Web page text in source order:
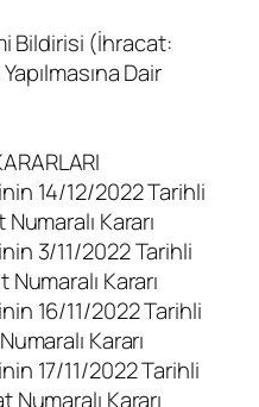
Bildirisi (İhracat:
Dair
14/12/2022 Tarihli
Kararı
3/11/2022 Tarihli
Kararı
16/11/2022 Tarihli
Kararı
17/11/2022 Tarihli
Kararı